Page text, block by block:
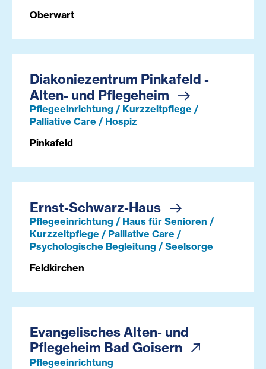
Oberwart
Diakoniezentrum Pinkafeld -
Alten- und Pflegeheim
Pflegeeinrichtung / Kurzzeitpflege /
Palliative Care / Hospiz
Pinkafeld
Ernst-Schwarz-Haus
Pflegeeinrichtung / Haus für Senioren /
Kurzzeitpflege / Palliative Care /
Psychologische Begleitung / Seelsorge
Feldkirchen
Evangelisches Alten- und
Pflegeheim Bad Goisern
Pflegeeinrichtung